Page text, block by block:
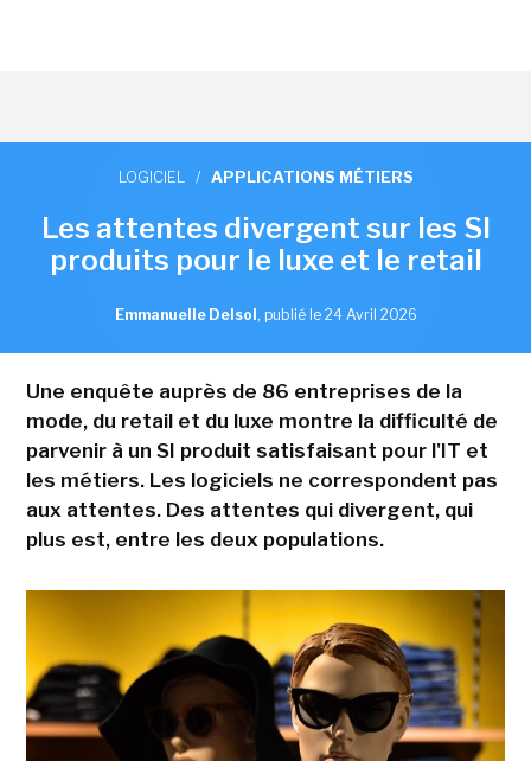
LOGICIEL / APPLICATIONS MÉTIERS
Les attentes divergent sur les SI
produits pour le luxe et le retail
Emmanuelle Delsol , publié le 24 Avril 2026
Une enquête auprès de 86 entreprises de la
mode, du retail et du luxe montre la difficulté de
parvenir à un SI produit satisfaisant pour l'IT et
les métiers. Les logiciels ne correspondent pas
aux attentes. Des attentes qui divergent, qui
plus est, entre les deux populations.